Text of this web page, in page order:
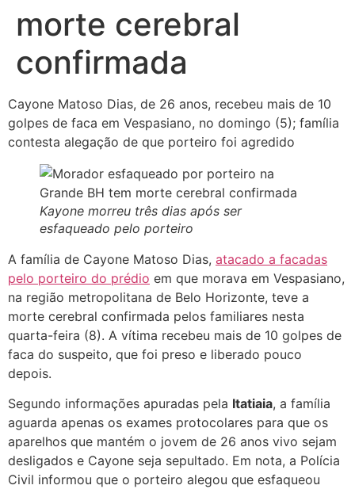
morte cerebral
confirmada
Cayone Matoso Dias, de 26 anos, recebeu mais de 10
golpes de faca em Vespasiano, no domingo (5); família
contesta alegação de que porteiro foi agredido
Kayone morreu três dias após ser
esfaqueado pelo porteiro
A família de Cayone Matoso Dias, atacado a facadas
pelo porteiro do prédio em que morava em Vespasiano,
na região metropolitana de Belo Horizonte, teve a
morte cerebral confirmada pelos familiares nesta
quarta-feira (8). A vítima recebeu mais de 10 golpes de
faca do suspeito, que foi preso e liberado pouco
depois.
Segundo informações apuradas pela Itatiaia, a família
aguarda apenas os exames protocolares para que os
aparelhos que mantém o jovem de 26 anos vivo sejam
desligados e Cayone seja sepultado. Em nota, a Polícia
Civil informou que o porteiro alegou que esfaqueou